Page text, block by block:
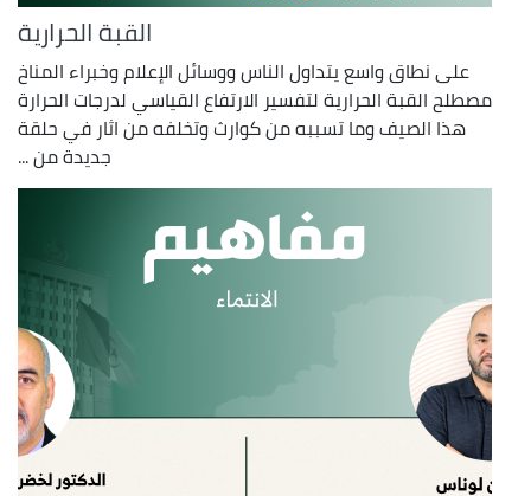
القبة الحرارية
على نطاق واسع يتداول الناس ووسائل الإعلام وخبراء المناخ
مصطلح القبة الحرارية لتفسير الارتفاع القياسي لدرجات الحرارة
هذا الصيف وما تسببه من كوارث وتخلفه من اثار في حلقة
جديدة من ...